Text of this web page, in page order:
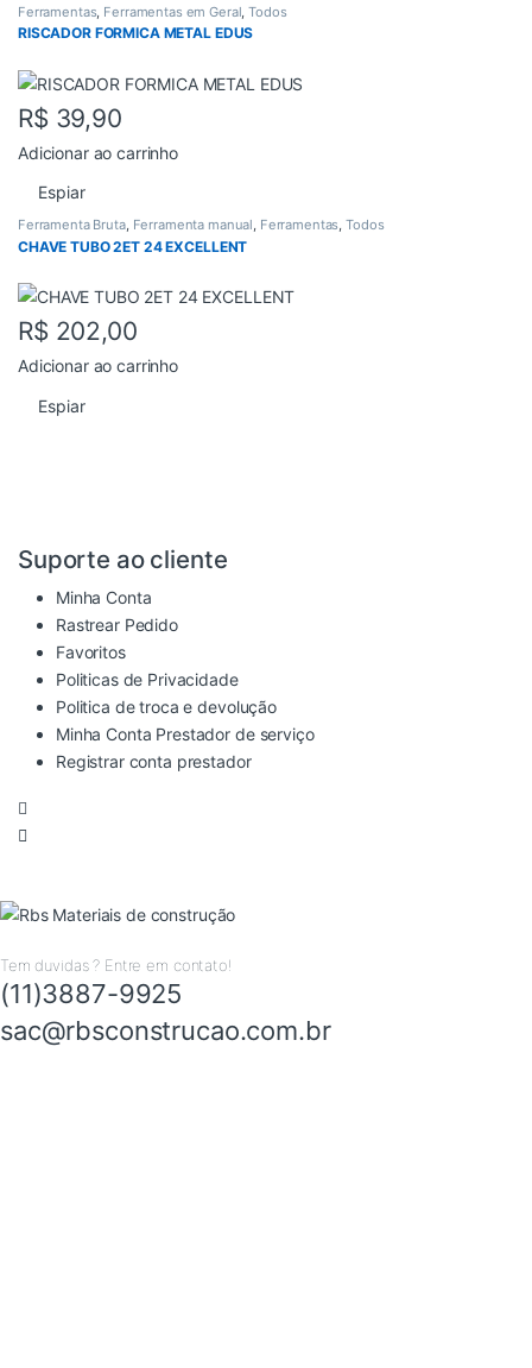
Ferramentas, Ferramentas em Geral ,Todos
RISCADOR FORMICA METAL EDUS
R$ 39,90
Adicionar ao carrinho
Espiar
Ferramenta Bruta, Ferramenta manual, Ferramentas,Todos
CHAVE TUBO 2ET 24 EXCELLENT
R$ 202,00
Adicionar ao carrinho
Espiar
Suporte ao cliente
Minha Conta
Rastrear Pedido
Favoritos
Politicas de Privacidade
Politica de troca e devolução
Minha Conta Prestador de serviço
Registrar conta prestador
Tem duvidas ? Entre em contato!
(11)3887-9925
sac@rbsconstrucao.com.br